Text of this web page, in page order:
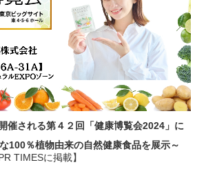
催される第４２回「健康博覧会2024」に
100％植物由来の自然健康食品を展示～
TIMESに掲載】